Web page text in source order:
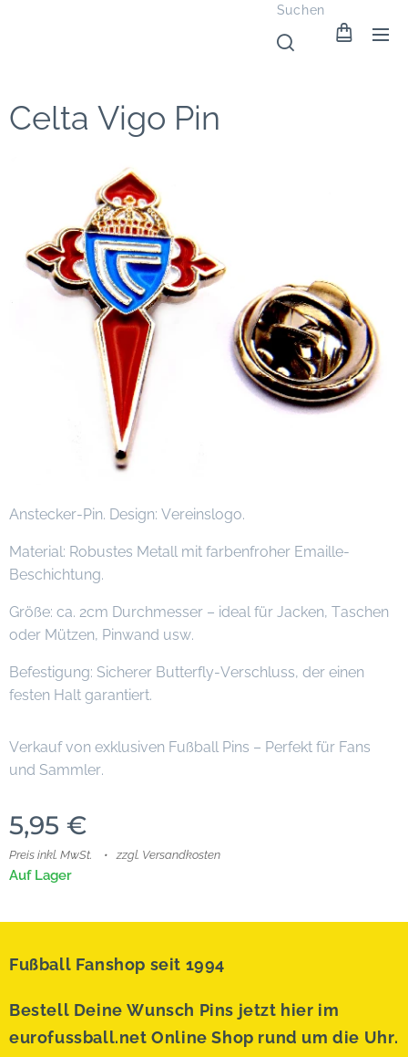
Suchen
Celta Vigo Pin
Anstecker-Pin. Design: Vereinslogo.
Material: Robustes Metall mit farbenfroher Emaille-
Beschichtung.
Größe: ca. 2cm Durchmesser – ideal für Jacken, Taschen
oder Mützen, Pinwand usw.
Befestigung: Sicherer Butterfly-Verschluss, der einen
festen Halt garantiert.
Verkauf von exklusiven Fußball Pins – Perfekt für Fans
und Sammler.
5,95 €
Preis inkl. MwSt. zzgl. Versandkosten
Auf Lager
Fußball Fanshop seit 1994
Bestell Deine Wunsch Pins jetzt hier im
eurofussball.net Online Shop rund um die Uhr.